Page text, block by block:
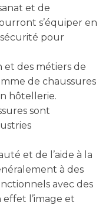
et de
s’équiper en
pour
et des métiers de
de chaussures
hôtellerie.
sont
et de l’aide à la
à des
avec des
l’image et